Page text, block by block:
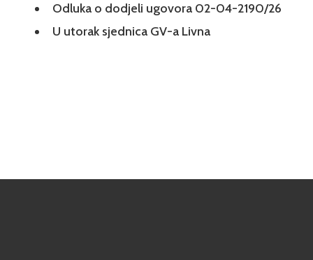
Odluka o dodjeli ugovora 02-04-2190/26
U utorak sjednica GV-a Livna